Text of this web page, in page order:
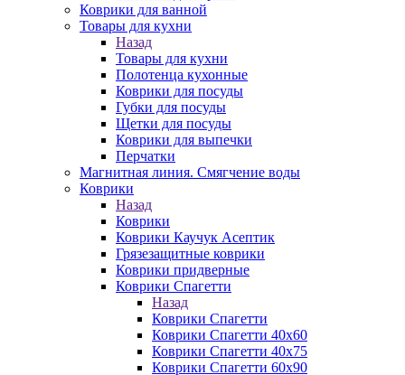
Коврики для ванной
Товары для кухни
Назад
Товары для кухни
Полотенца кухонные
Коврики для посуды
Губки для посуды
Щетки для посуды
Коврики для выпечки
Перчатки
Магнитная линия. Смягчение воды
Коврики
Назад
Коврики
Коврики Каучук Асептик
Грязезащитные коврики
Коврики придверные
Коврики Спагетти
Назад
Коврики Спагетти
Коврики Спагетти 40х60
Коврики Спагетти 40х75
Коврики Спагетти 60х90